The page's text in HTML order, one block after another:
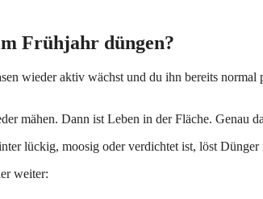
Frühjahr düngen?
wieder aktiv wächst und du ihn bereits
mähen. Dann ist Leben in der Fläche. Genau
lückig, moosig oder verdichtet ist, löst
weiter: